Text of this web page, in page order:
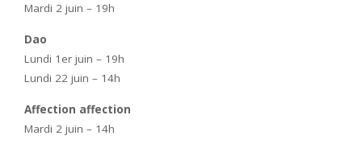
Mardi 2 juin – 19h
Dao
Lundi 1er juin – 19h
Lundi 22 juin – 14h
Affection affection
Mardi 2 juin – 14h